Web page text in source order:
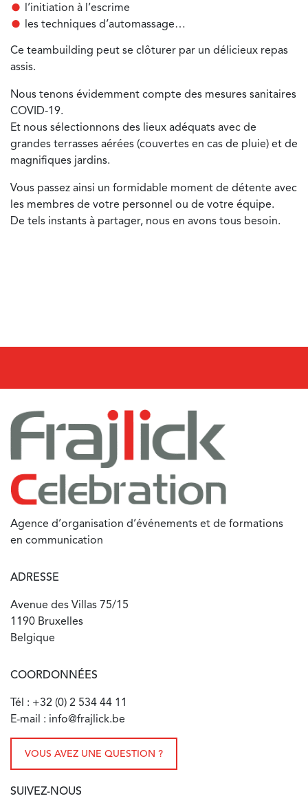
l’initiation à l’escrime
les techniques d’automassage…
Ce teambuilding peut se clôturer par un délicieux repas
assis.
Nous tenons évidemment compte des mesures sanitaires
COVID-19.
Et nous sélectionnons des lieux adéquats avec de
grandes terrasses aérées (couvertes en cas de pluie) et de
magnifiques jardins.
Vous passez ainsi un formidable moment de détente avec
les membres de votre personnel ou de votre équipe.
De tels instants à partager, nous en avons tous besoin.
Agence d’organisation d’événements et de formations
en communication
ADRESSE
Avenue des Villas 75/15
1190 Bruxelles
Belgique
COORDONNÉES
Tél : +32 (0) 2 534 44 11
E-mail : info@frajlick.be
VOUS AVEZ UNE QUESTION ?
SUIVEZ-NOUS